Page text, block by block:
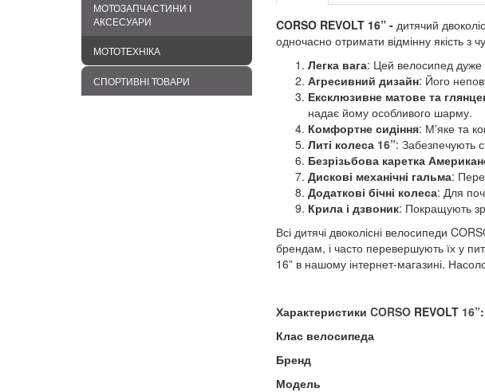
МОТОЗАПЧАСТИНИ І
АКСЕСУАРИ
МОТОТЕХНІКА
СПОРТИВНІ ТОВАРИ
CORSO REVOLT 16” -дитячий
одночасно отримати відмінну якість
Легка вага: Цей велосипед дуже
Агресивний дизайн: Його
Ексклюзивне матове та
надає йому особливого шарму.
Комфортне сидіння: М'яке та
Литі колеса 16”: Забезпечують
Безрізьбова каретка
Дискові механічні гальма:
Додаткові бічні колеса: Для
Крила і дзвоник: Покращують
Всі дитячі двоколісні велосипеди
брендам, і часто перевершують їх у
16” в нашому інтернет-магазині.
Характеристики CORSOREVOLT 16”:
Клас велосипеда
Бренд
Модель